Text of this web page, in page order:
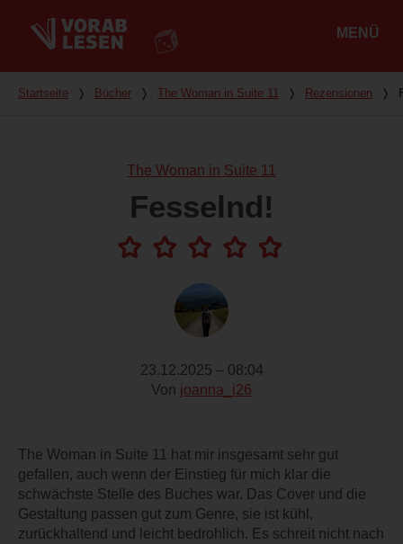
MENÜ
Du bist hier
Startseite ❭ Bücher ❭ The Woman in Suite 11 ❭ Rezensionen ❭
The Woman in Suite 11
Fesselnd!
23.12.2025 – 08:04
Von joanna_i26
The Woman in Suite 11 hat mir insgesamt sehr gut
gefallen, auch wenn der Einstieg für mich klar die
schwächste Stelle des Buches war. Das Cover und die
Gestaltung passen gut zum Genre, sie ist kühl,
zurückhaltend und leicht bedrohlich. Es schreit nicht nach